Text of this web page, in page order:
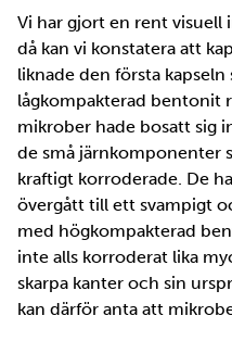
Vi har gjort en rent visuell
då kan vi konstatera att
liknade den första
lågkompakterad bentonit
mikrober hade bosatt sig
de små järnkomponenter
kraftigt korroderade. De
övergått till ett svampigt
med högkompakterad
inte alls korroderat lika
skarpa kanter och sin
kan därför anta att